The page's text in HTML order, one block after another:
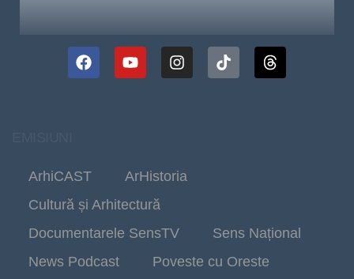
ArhiCAST
ArHistoria
Cultură și Arhitectură
Documentarele SensTV
Sens Național
News Podcast
Poveste cu Oreste